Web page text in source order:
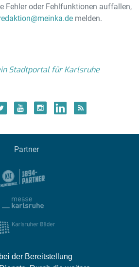
der Bereitstellung
Fehler oder Fehlfunktionen auffallen,
melden.
Stadtportal für Karlsruhe
Partner